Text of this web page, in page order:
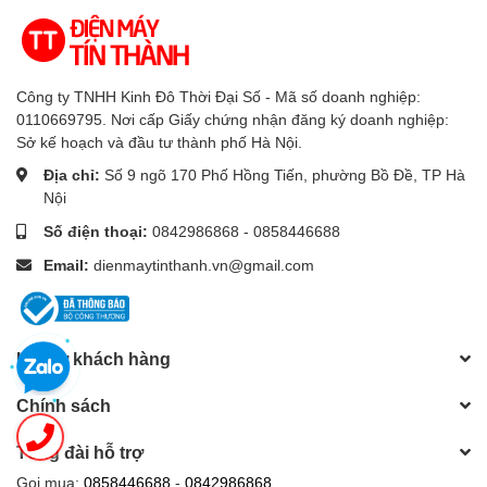
Ứng dụng phổ biến
web
Tiện ích thông minh
khác
Multi View, Vision AI
Companion, Daily+, Now
Brief, Storage Share,
Karaoke Mic, AI
Soccer/Football Mode,
Cổng kết nối
Kết nối Internet
Kết nối không dây
Công ty TNHH Kinh Đô Thời Đại Số - Mã số doanh nghiệp:
0110669795. Nơi cấp Giấy chứng nhận đăng ký doanh nghiệp:
Sở kế hoạch và đầu tư thành phố Hà Nội.
Địa chỉ: Số 9 ngõ 170 Phố Hồng Tiến, phường Bồ Đề, TP Hà
Nội
Số điện thoại: 0842986868 - 0858446688
Email: dienmaytinthanh.vn@gmail.com
Hỗ trợ khách hàng
Chính sách
Tổng đài hỗ trợ
Gọi mua: 0858446688 - 0842986868